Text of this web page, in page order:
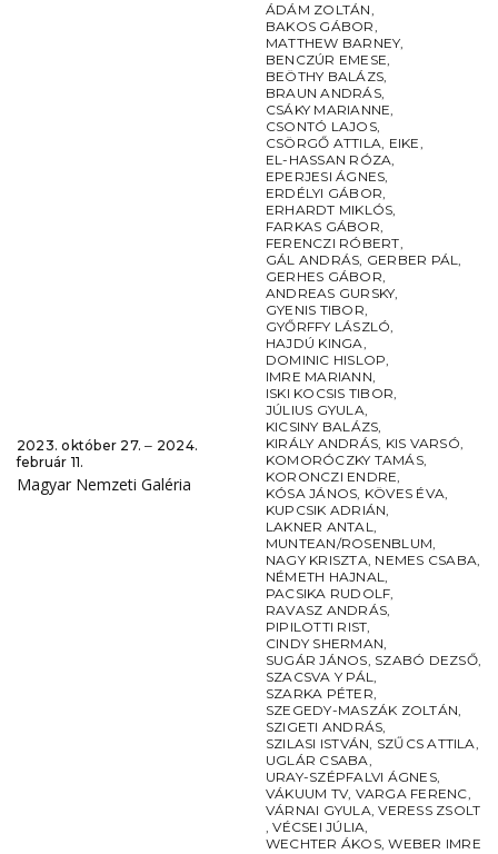
2023. október 27. ‒ 2024.
február 11.
Magyar Nemzeti Galéria
ÁDÁM ZOLTÁN,
BAKOS GÁBOR,
MATTHEW BARNEY,
BENCZÚR EMESE,
BEÖTHY BALÁZS,
BRAUN ANDRÁS,
CSÁKY MARIANNE,
CSONTÓ LAJOS,
CSÖRGŐ ATTILA, EIKE,
EL-HASSAN RÓZA,
EPERJESI ÁGNES,
ERDÉLYI GÁBOR,
ERHARDT MIKLÓS,
FARKAS GÁBOR,
FERENCZI RÓBERT,
GÁL ANDRÁS, GERBER PÁL,
GERHES GÁBOR,
ANDREAS GURSKY,
GYENIS TIBOR,
GYŐRFFY LÁSZLÓ,
HAJDÚ KINGA,
DOMINIC HISLOP,
IMRE MARIANN,
ISKI KOCSIS TIBOR,
JÚLIUS GYULA,
KICSINY BALÁZS,
KIRÁLY ANDRÁS, KIS VARSÓ,
KOMORÓCZKY TAMÁS,
KORONCZI ENDRE,
KÓSA JÁNOS, KÖVES ÉVA,
KUPCSIK ADRIÁN,
LAKNER ANTAL,
MUNTEAN/ROSENBLUM,
NAGY KRISZTA, NEMES CSABA,
NÉMETH HAJNAL,
PACSIKA RUDOLF,
RAVASZ ANDRÁS,
PIPILOTTI RIST,
CINDY SHERMAN,
SUGÁR JÁNOS, SZABÓ DEZSŐ,
SZACSVA Y PÁL,
SZARKA PÉTER,
SZEGEDY-MASZÁK ZOLTÁN,
SZIGETI ANDRÁS,
SZILASI ISTVÁN, SZŰCS ATTILA,
UGLÁR CSABA,
URAY-SZÉPFALVI ÁGNES,
VÁKUUM TV, VARGA FERENC,
VÁRNAI GYULA,VERESS ZSOLT
,VÉCSEI JÚLIA,
WECHTER ÁKOS,WEBER IMRE